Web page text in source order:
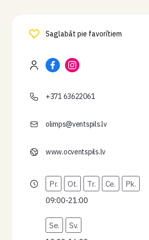
Saglabāt pie favorītiem
+371 63622061
olimps@ventspils.lv
www.ocventspils.lv
Pr. Ot. Tr. Ce.
Pk.
09:00-21:00
Se.
Sv.